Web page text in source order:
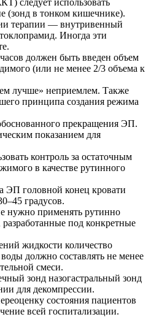
(зонд в тонком кишечнике).
терапии — внутривенный
Иногда эти
должен быть введен объем
(или не менее 2/3 объема к
лучше» неприемлем. Также
принципа создания режима
прекращения ЭП.
показанием для
контроль за остаточным
в качестве рутинного
головной конец кровати
градусов.
нужно применять рутинно
под конкретные
жидкости количество
должно составлять не менее
смеси.
зонд назогастральный зонд
для декомпрессии.
состояния пациентов
всей госпитализации.